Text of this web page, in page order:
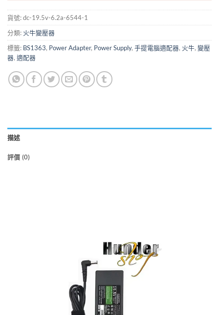
貨號:dc-19.5v-6.2a-6544-1
分類: 火牛變壓器
標籤: BS1363, Power Adapter, Power Supply, 手提電腦適配器, 火牛, 變壓
器, 適配器
描述
評價 (0)